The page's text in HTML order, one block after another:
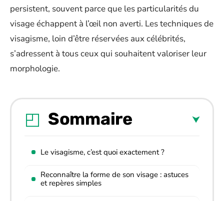
persistent, souvent parce que les particularités du
visage échappent à l’œil non averti. Les techniques de
visagisme, loin d’être réservées aux célébrités,
s’adressent à tous ceux qui souhaitent valoriser leur
morphologie.
Sommaire
Le visagisme, c’est quoi exactement ?
Reconnaître la forme de son visage : astuces
et repères simples